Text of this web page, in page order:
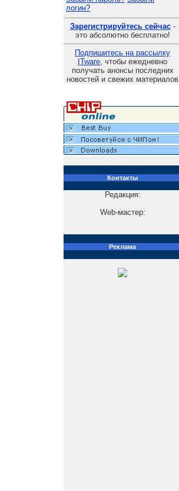
логин?
Зарегистрируйтесь сейчас-
это абсолютно бесплатно!
Подпишитесь на рассылку
ITware , чтобы ежедневно
получать анонсы последних
новостей и свежих материалов
Контакты
Редакция:
Web-мастер:
Реклама